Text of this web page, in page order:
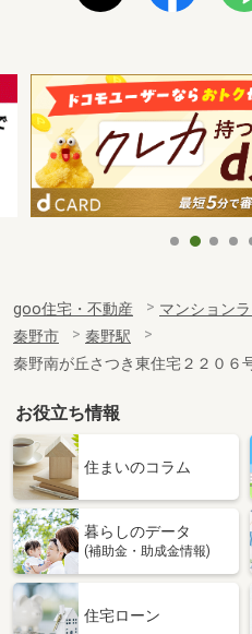
goo住宅・不動産 マンション
秦野市
秦野駅
秦野南が丘さつき東住宅２２０６
お役立ち情報
住まいのコラム
暮らしのデータ
(補助金・助成金情報)
住宅ローン